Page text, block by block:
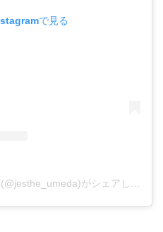
で見る
ジェイエステティック 梅田店(@jesthe_umeda)がシェアした投稿